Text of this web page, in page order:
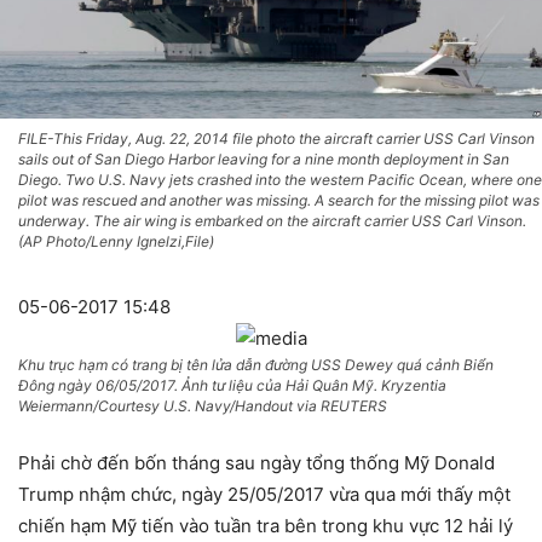
FILE-This Friday, Aug. 22, 2014 file photo the aircraft carrier USS Carl Vinson
sails out of San Diego Harbor leaving for a nine month deployment in San
Diego. Two U.S. Navy jets crashed into the western Pacific Ocean, where one
pilot was rescued and another was missing. A search for the missing pilot was
underway. The air wing is embarked on the aircraft carrier USS Carl Vinson.
(AP Photo/Lenny Ignelzi,File)
05-06-2017 15:48
Khu trục hạm có trang bị tên lửa dẫn đường USS Dewey quá cảnh Biển
Đông ngày 06/05/2017. Ảnh tư liệu của Hải Quân Mỹ. Kryzentia
Weiermann/Courtesy U.S. Navy/Handout via REUTERS
Phải chờ đến bốn tháng sau ngày tổng thống Mỹ Donald
Trump nhậm chức, ngày 25/05/2017 vừa qua mới thấy một
chiến hạm Mỹ tiến vào tuần tra bên trong khu vực 12 hải lý